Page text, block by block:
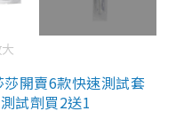
開賣6款快速測試套
試劑買2送1